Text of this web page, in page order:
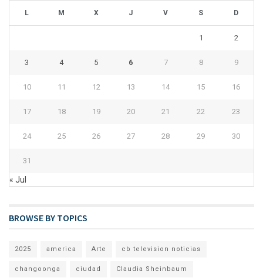
L M X J V S D
1 2
3 4 5 6 7 8 9
10 11 12 13 14 15 16
17 18 19 20 21 22 23
24 25 26 27 28 29 30
31
« Jul
BROWSE BY TOPICS
2025 america Arte cb television noticias
changoonga ciudad Claudia Sheinbaum